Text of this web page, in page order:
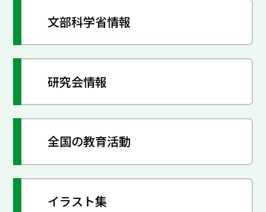
文部科学省情報
研究会情報
全国の教育活動
イラスト集